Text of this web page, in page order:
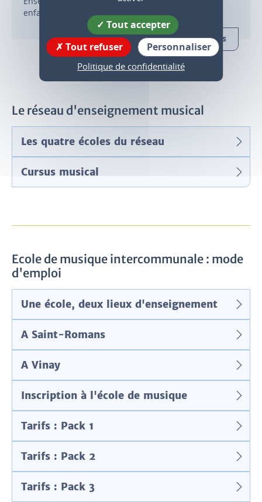
enfants et adultes
d'infos
Le réseau d'enseignement musical
Les quatre écoles du réseau
Cursus musical
Ecole de musique intercommunale : mode
d'emploi
Une école, deux lieux d'enseignement
A Saint-Romans
A Vinay
Inscription à l'école de musique
Tarifs : Pack 1
Tarifs : Pack 2
Tarifs : Pack 3
Tout accepter
Tout refuser
Personnaliser
Politique de confidentialité